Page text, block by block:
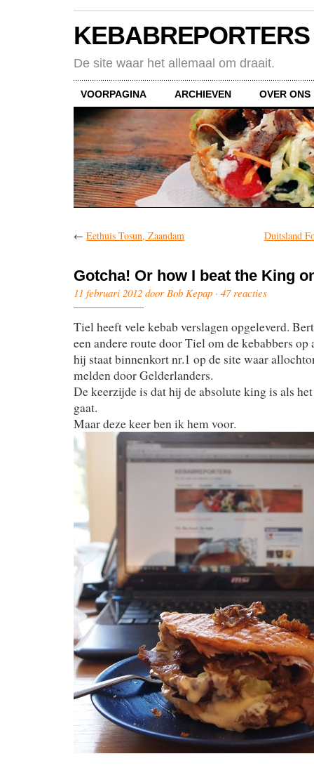
KEBABREPORTERS
De site waar het allemaal om draait.
VOORPAGINA ARCHIEVEN OVER ONS
← Eethuis Tosun, Zaandam Duitsland
Gotcha! Or how I beat the King
11 februari 2012 door Bob Kepap · 47 reacties
Tiel heeft vele kebab verslagen opgeleverd.
een andere route door Tiel om de kebabbers op
hij staat binnenkort nr.1 op de site waar
melden door Gelderlanders.
De keerzijde is dat hij de absolute king is als
gaat.
Maar deze keer ben ik hem voor.